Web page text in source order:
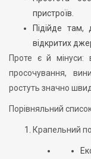
пристроїв.
Підійде
відкритих
Проте є й мінуси:
просочування,
ростуть значно
Порівняльний
Крапельний